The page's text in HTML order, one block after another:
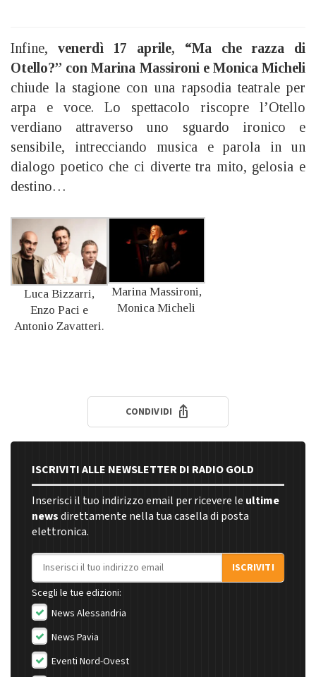
Infine, venerdì 17 aprile, “Ma che razza di
Otello?” con Marina Massironi e Monica Micheli
chiude la stagione con una rapsodia teatrale per
arpa e voce. Lo spettacolo riscopre l’Otello
verdiano attraverso uno sguardo ironico e
sensibile, intrecciando musica e parola in un
dialogo poetico che ci diverte tra mito, gelosia e
destino…
Luca Bizzarri,
Enzo Paci e
Antonio Zavatteri.
Marina Massironi,
Monica Micheli
CONDIVIDI
ISCRIVITI ALLE NEWSLETTER DI RADIO GOLD
Inserisci il tuo indirizzo email per ricevere le ultime
newsdirettamente nella tua casella di posta
elettronica.
Indirizzo email
ISCRIVITI
Scegli le tue edizioni:
News Alessandria
News Pavia
Eventi Nord-Ovest